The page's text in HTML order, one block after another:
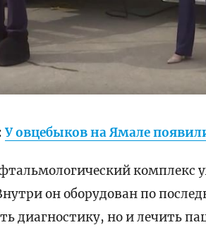
У овцебыков на Ямале
комплекс
он оборудован по
диагностику, но и лечить